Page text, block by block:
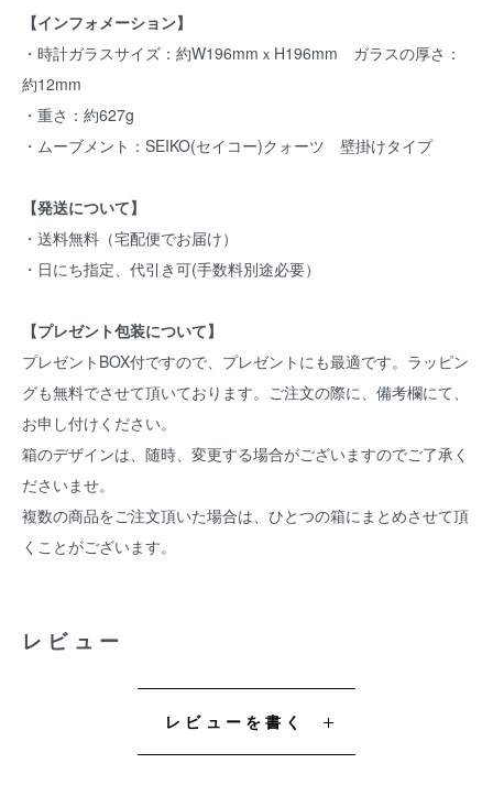
【インフォメーション】
・時計ガラスサイズ：約W196mmｘH196mm ガラスの厚さ：
約12mm
・重さ：約627g
・ムーブメント：SEIKO(セイコー)クォーツ 壁掛けタイプ
【発送について】
・送料無料（宅配便でお届け）
・日にち指定、代引き可(手数料別途必要）
【プレゼント包装について】
プレゼントBOX付ですので、プレゼントにも最適です。ラッピン
グも無料でさせて頂いております。ご注文の際に、備考欄にて、
お申し付けください。
箱のデザインは、随時、変更する場合がございますのでご了承く
ださいませ。
複数の商品をご注文頂いた場合は、ひとつの箱にまとめさせて頂
くことがございます。
レビュー
レビューを書く